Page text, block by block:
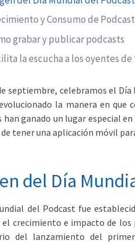
y Consumo de
grabar y publicar podcasts
la escucha a los oyentes
septiembre, celebramos el
la manera en que
han ganado un lugar especial
tener una aplicación móvil
del Día
del Podcast fue
el crecimiento e impacto de los
del lanzamiento del